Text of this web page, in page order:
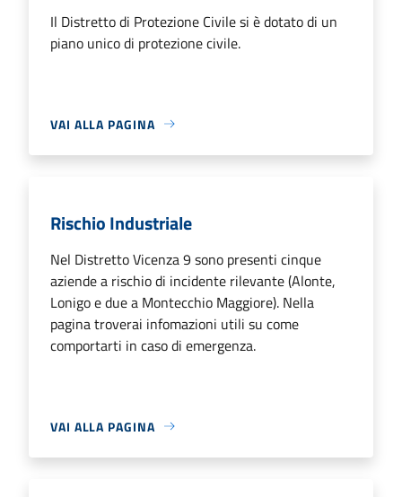
Il Distretto di Protezione Civile si è dotato di un
piano unico di protezione civile.
VAI ALLA PAGINA
Rischio Industriale
Nel Distretto Vicenza 9 sono presenti cinque
aziende a rischio di incidente rilevante (Alonte,
Lonigo e due a Montecchio Maggiore). Nella
pagina troverai infomazioni utili su come
comportarti in caso di emergenza.
VAI ALLA PAGINA